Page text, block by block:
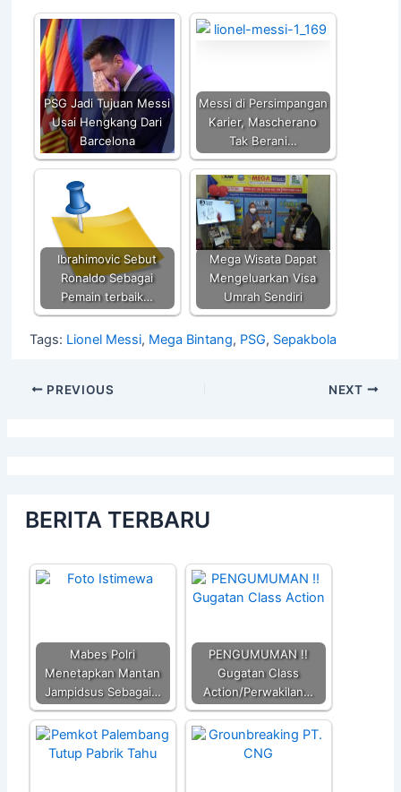
A
p
p
b
o
o
k
Li
k
PSG Jadi Tujuan Messi
Usai Hengkang Dari
Barcelona
Messi di Persimpangan
Karier, Mascherano
Tak Berani…
Ibrahimovic Sebut
Ronaldo Sebagai
Pemain terbaik…
Mega Wisata Dapat
Mengeluarkan Visa
Umrah Sendiri
Tags: Lionel Messi, Mega Bintang, PSG, Sepakbola
PREVIOUS NEXT
BERITA TERBARU
Mabes Polri
Menetapkan Mantan
Jampidsus Sebagai…
PENGUMUMAN !!
Gugatan Class
Action/Perwakilan…